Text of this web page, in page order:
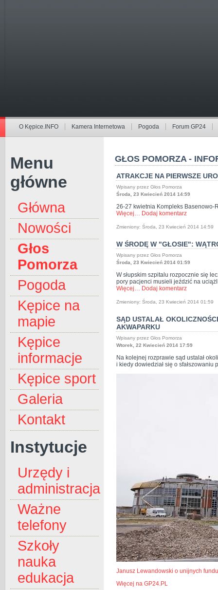
O Kępice.INFO Kamera Internetowa Pogoda Forum GP24
Menu
główne
Główna
Nowości
Głos
Pomorza
Pogoda
Kępice na
mapie
Kępice
informacje
Kępice sport
Galeria
Kontakt
Instytucje
Urzędy i
administracja
Ważne
telefony
Szkoły
nauka
edukacja
GŁOS POMORZA -
ATRAKCJE NA PIERWSZE
Wpisany przez Głos Pomorza
Środa, 23 Kwiecień 2014 14:59
26-27 kwietnia Kompleks Basenowo-
Więcej… Dodaj komentarz
Zmieniony: Środa, 23 Kwiecień 2014 14:59
W ŚRODĘ W "GŁOSIE":
Wpisany przez Głos Pomorza
Środa, 23 Kwiecień 2014 01:59
W słupskim szpitalu rozpocznie się
pory pacjenci musieli jeździć na
Więcej… Dodaj komentarz
Zmieniony: Środa, 23 Kwiecień 2014 01:59
SĄD USTALAŁ
AKWAPARKU
Wpisany przez Głos Pomorza
Wtorek, 22 Kwiecień 2014 17:59
Na kolejnej rozprawie sąd ustalał
i kiedy dowiedział się o sfałszowaniu
Janusz Lewandowski o unijnych
Więcej na GP24.PL